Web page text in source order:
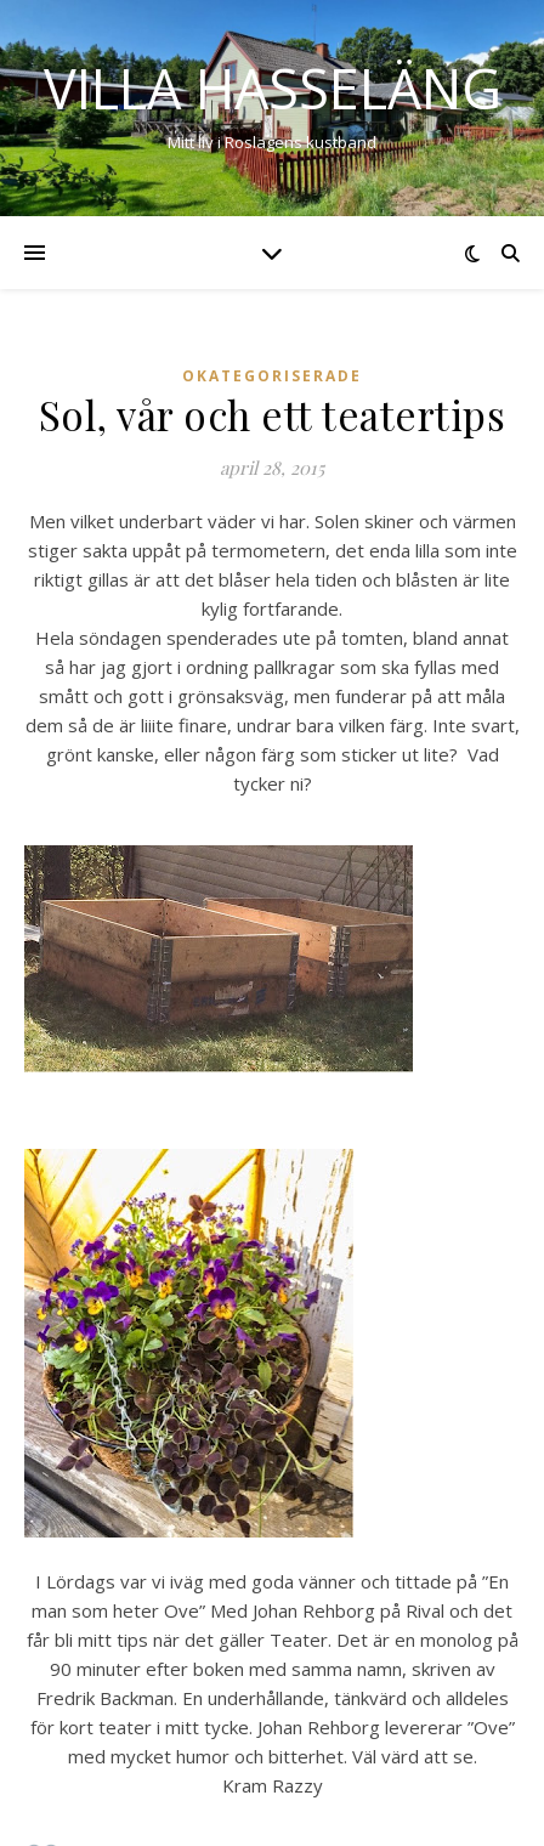
VILLA HASSELÄNG
Mitt liv i Roslagens kustband
OKATEGORISERADE
Sol, vår och ett teatertips
april 28, 2015
Men vilket underbart väder vi har. Solen skiner och värmen
stiger sakta uppåt på termometern, det enda lilla som inte
riktigt gillas är att det blåser hela tiden och blåsten är lite
kylig fortfarande.
Hela söndagen spenderades ute på tomten, bland annat
så har jag gjort i ordning pallkragar som ska fyllas med
smått och gott i grönsaksväg, men funderar på att måla
dem så de är liiite finare, undrar bara vilken färg. Inte svart,
grönt kanske, eller någon färg som sticker ut lite? Vad
tycker ni?
I Lördags var vi iväg med goda vänner och tittade på ”En
man som heter Ove” Med Johan Rehborg på Rival och det
får bli mitt tips när det gäller Teater. Det är en monolog på
90 minuter efter boken med samma namn, skriven av
Fredrik Backman. En underhållande, tänkvärd och alldeles
för kort teater i mitt tycke. Johan Rehborg levererar ”Ove”
med mycket humor och bitterhet. Väl värd att se.
Kram Razzy